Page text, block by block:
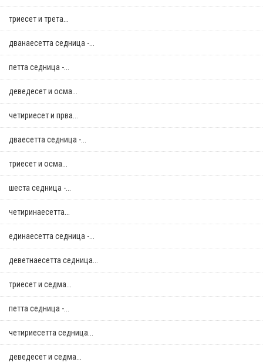
триесет и трета...
дванаесетта седница -...
петта седница -...
деведесет и осма...
четириесет и прва...
дваесетта седница -...
триесет и осма...
шеста седница -...
четиринаесетта...
единаесетта седница -...
деветнаесетта седница...
триесет и седма...
петта седница -...
четириесетта седница...
деведесет и седма...